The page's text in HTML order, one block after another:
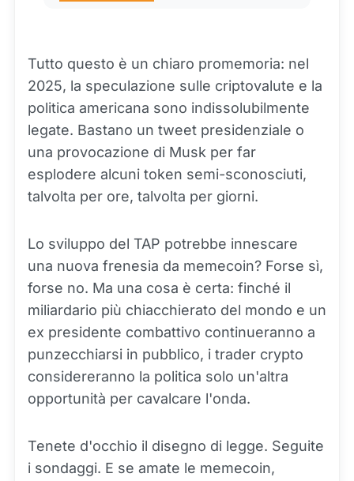
Tutto questo è un chiaro promemoria: nel
2025, la speculazione sulle criptovalute e la
politica americana sono indissolubilmente
legate. Bastano un tweet presidenziale o
una provocazione di Musk per far
esplodere alcuni token semi-sconosciuti,
talvolta per ore, talvolta per giorni.
Lo sviluppo del TAP potrebbe innescare
una nuova frenesia da memecoin? Forse sì,
forse no. Ma una cosa è certa: finché il
miliardario più chiacchierato del mondo e un
ex presidente combattivo continueranno a
punzecchiarsi in pubblico, i trader crypto
considereranno la politica solo un'altra
opportunità per cavalcare l'onda.
Tenete d'occhio il disegno di legge. Seguite
i sondaggi. E se amate le memecoin,